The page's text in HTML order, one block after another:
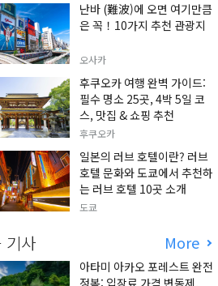
난바 (難波)에 오면 여기만큼
은 꼭！10가지 추천 관광지
오사카
후쿠오카 여행 완벽 가이드:
필수 명소 25곳, 4박 5일 코
스, 맛집 & 쇼핑 추천
후쿠오카
일본의 러브 호텔이란? 러브
호텔 문화와 도쿄에서 추천하
는 러브 호텔 10곳 소개
도쿄
기사 More
아타미 아카오 포레스트 완전
정복: 입장료 가격 변동제,